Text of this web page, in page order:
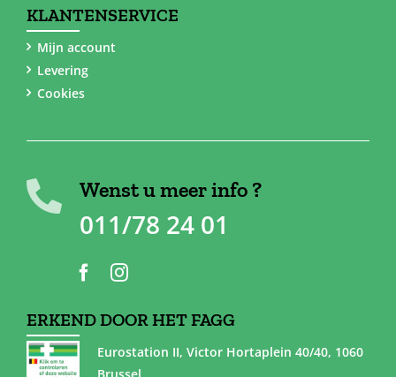
KLANTENSERVICE
Mijn account
Levering
Cookies
Wenst u meer info ?
011/78 24 01
ERKEND DOOR HET FAGG
Eurostation II, Victor Hortaplein 40/40, 1060
Brussel